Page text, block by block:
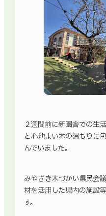
２週間前に新園舎での生
と心地よい木の温もりに
んでいました。
みやざき木づかい県民会
材を活用した県内の施設
す。